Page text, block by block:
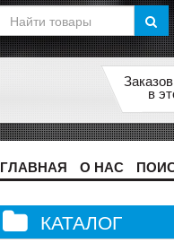
в
ГЛАВНАЯ О НАС
КАТАЛОГ